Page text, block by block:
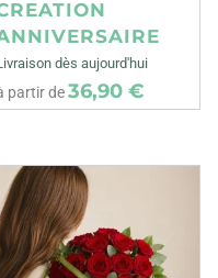
dès aujourd'hui
partir de36,90 €